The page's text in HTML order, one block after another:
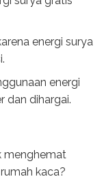
energi surya
energi
dan dihargai.
menghemat
kaca?